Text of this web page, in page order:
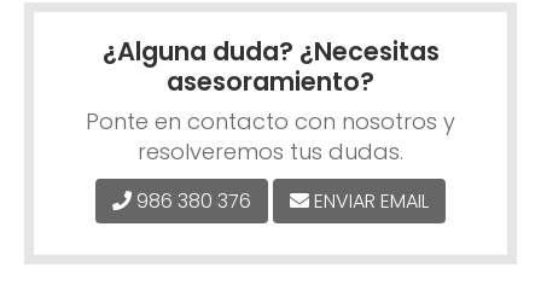
¿Alguna duda? ¿Necesitas
asesoramiento?
Ponte en contacto con nosotros y
resolveremos tus dudas.
986 380 376 ENVIAR EMAIL